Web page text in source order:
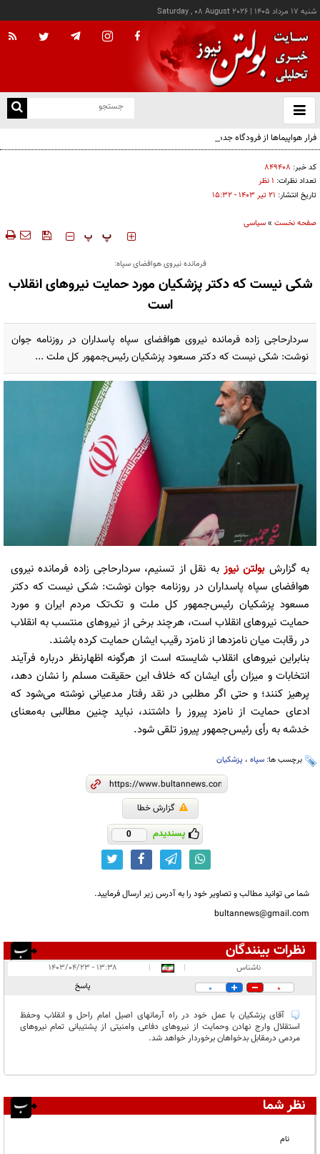
شنبه ۱۷ مرداد ۱۴۰۵ |
Saturday , 08 August 2026
باز
و
فرار هواپیماها از فرودگاه جده عربستان
کد خبر: ۸۴۹۴۰۸
تعداد نظرات: ۱ نظر
تاریخ انتشار: ۲۱ تير ۱۴۰۳ - ۱۵:۳۲
صفحه نخست »سیاسی
‍‍‍ پ پ
فرمانده نیروی هوافضای سپاه:
شکی نیست که دکتر پزشکیان مورد حمایت نیروهای انقلاب
است
سردارحاجی زاده فرمانده نیروی هوافضای سپاه پاسداران در روزنامه جوان
نوشت: شکی نیست که دکتر مسعود پزشکیان رئیس‌جمهور کل ملت ...
به گزارشبولتن نیوز به نقل از تسنیم، سردارحاجی زاده فرمانده نیروی
هوافضای سپاه پاسداران در روزنامه جوان نوشت: شکی نیست که دکتر
مسعود پزشکیان رئیس‌جمهور کل ملت و تک‌تک مردم ایران و مورد
حمایت نیروهای انقلاب است، هرچند برخی از نیروهای منتسب به انقلاب
در رقابت میان نامزدها از نامزد رقیب ایشان حمایت کرده باشند.
بنابراین نیروهای انقلاب شایسته است از هرگونه اظهارنظر درباره فرآیند
انتخابات و میزان رأی ایشان که خلاف این حقیقت مسلم را نشان دهد،
پرهیز کنند؛ و حتی اگر مطلبی در نقد رفتار مدعیانی نوشته می‌شود که
ادعای حمایت از نامزد پیروز را داشتند، نباید چنین مطالبی به‌معنای
خدشه به رأی رئیس‌جمهور پیروز تلقی شود.
برچسب ها: سپاه ، پزشکیان
گزارش خطا
پسندیدم 0
شما می توانید مطالب و تصاویر خود را به آدرس زیر ارسال فرمایید.
bultannews@gmail.com
نظرات بینندگان
در انتظار بررسی:
ناشناس |
|
۱۳:۳۸ - ۱۴۰۳/۰۴/۲۳
0
0 پاسخ
آقای پزشکیان با عمل خود در راه آرمانهای اصیل امام راحل و انقلاب وحفظ
استقلال وارج نهادن وحمایت از نیروهای دفاعی وامنیتی از پشتیبانی تمام نیروهای
مردمی درمقابل بدخواهان برخوردار خواهد شد.
نظر شما
نام